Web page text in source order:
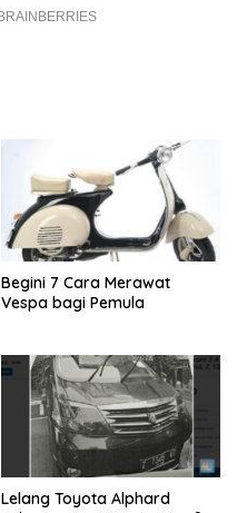
Begini 7 Cara Merawat
Vespa bagi Pemula
Lelang Toyota Alphard